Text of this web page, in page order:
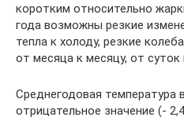
коротким относительно
года возможны резкие
тепла к холоду, резкие
от месяца к месяцу, от суток
Среднегодовая температура
отрицательное значение (-